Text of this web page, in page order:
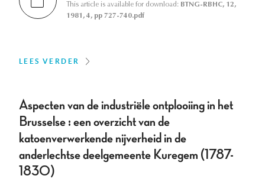
This article is available for download: BTNG-RBHC, 12,
1981, 4, pp 727-740.pdf
LEES VERDER
Aspecten van de industriële ontplooiing in het
Brusselse : een overzicht van de
katoenverwerkende nijverheid in de
anderlechtse deelgemeente Kuregem (1787-
1830)